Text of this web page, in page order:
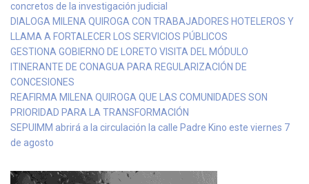
concretos de la investigación judicial
DIALOGA MILENA QUIROGA CON TRABAJADORES HOTELEROS Y
LLAMA A FORTALECER LOS SERVICIOS PÚBLICOS
GESTIONA GOBIERNO DE LORETO VISITA DEL MÓDULO
ITINERANTE DE CONAGUA PARA REGULARIZACIÓN DE
CONCESIONES
REAFIRMA MILENA QUIROGA QUE LAS COMUNIDADES SON
PRIORIDAD PARA LA TRANSFORMACIÓN
SEPUIMM abrirá a la circulación la calle Padre Kino este viernes 7
de agosto